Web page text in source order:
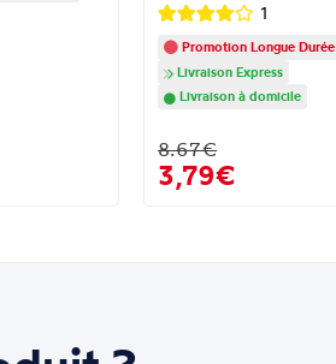
1
Promotion Longue Durée
Livraison Express
Livraison à domicile
8.67€
3,79€